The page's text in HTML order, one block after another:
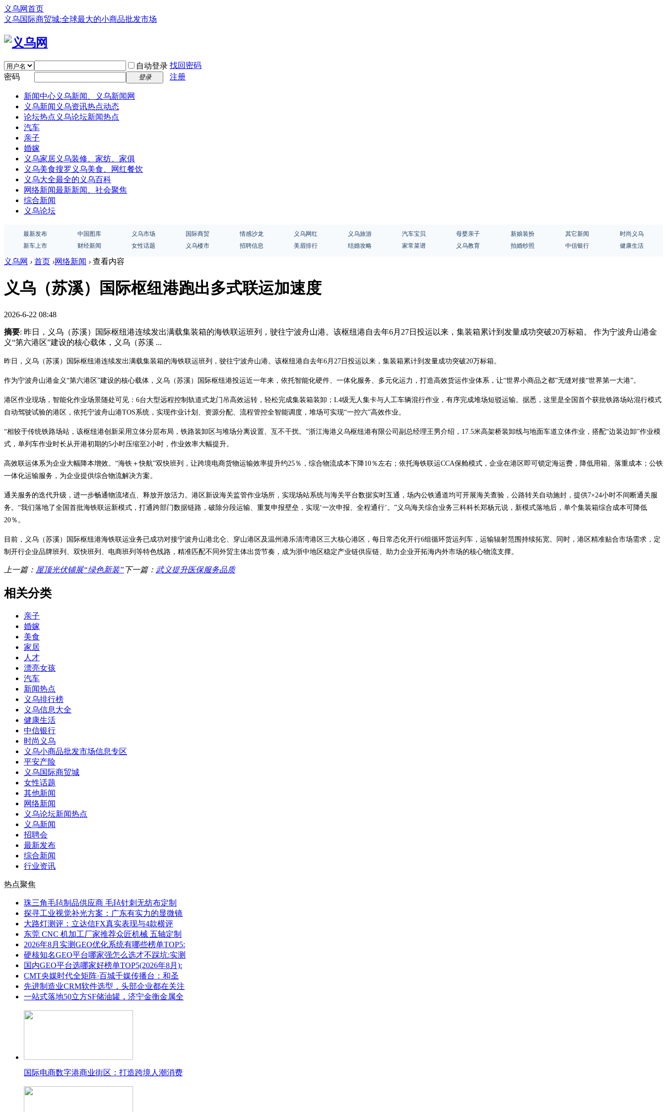
义乌网首页
义乌国际商贸城:全球最大的小商品批发市场
自动登录 找回密码
密码
登录 注册
新闻中心义乌新闻、义乌新闻网
义乌新闻 义乌资讯热点动态
论坛热点 义乌论坛新闻热点
汽车
亲子
婚嫁
义乌家居义乌装修、家纺、家俱
义乌美食搜罗义乌美食、网红餐饮
义乌大全最全的义乌百科
网络新闻最新新闻、社会聚焦
综合新闻
义乌论坛
最新发布 中国图库 义乌市场 国际商贸 情感沙龙 义乌网红 义乌旅游 汽车宝贝 母婴亲子 新娘装扮 其它新闻
时尚义乌
新车上市
财经新闻 女性话题 义乌楼市 招聘信息 美眉排行 结婚攻略 家常菜谱 义乌教育 拍婚纱照 中信银行 健康生活
义乌网 › 首页 ›网络新闻 › 查看内容
义乌（苏溪）国际枢纽港跑出多式联运加速度
2026-6-22 08:48
摘要: 昨日，义乌（苏溪）国际枢纽港连续发出满载集装箱的海铁联运班列，驶往宁波舟山港。该枢纽港自去年6月27日投运以来，集装箱累计到发量成功突破20万标箱。 作为宁波舟山港金
义“第六港区”建设的核心载体，义乌（苏溪 ...
昨日，义乌（苏溪）国际枢纽港连续发出满载集装箱的海铁联运班列，驶往宁波舟山港。该枢纽港自去年6月27日投运以来，集装箱累计到发量成功突破20万标箱。
作为宁波舟山港金义“第六港区”建设的核心载体，义乌（苏溪）国际枢纽港投运近一年来，依托智能化硬件、一体化服务、多元化运力，打造高效货运作业体系，让“世界小商品之都”无缝对接“世界第一大港”。
港区作业现场，智能化作业场景随处可见：6台大型远程控制轨道式龙门吊高效运转，轻松完成集装箱装卸；L4级无人集卡与人工车辆混行作业，有序完成堆场短驳运输。据悉，这里是全国首个获批铁路场站混行模式
自动驾驶试验的港区，依托宁波舟山港TOS系统，实现作业计划、资源分配、流程管控全智能调度，堆场可实现“一控六”高效作业。
“相较于传统铁路场站，该枢纽港创新采用立体分层布局，铁路装卸区与堆场分离设置、互不干扰。”浙江海港义乌枢纽港有限公司副总经理王男介绍，17.5米高架桥装卸线与地面车道立体作业，搭配“边装边卸”作业模
式，单列车作业时长从开港初期的5小时压缩至2小时，作业效率大幅提升。
高效联运体系为企业大幅降本增效。“海铁＋快航”双快班列，让跨境电商货物运输效率提升约25％，综合物流成本下降10％左右；依托海铁联运CCA保舱模式，企业在港区即可锁定海运费，降低用箱、落重成本；公铁
一体化运输服务，为企业提供综合物流解决方案。
通关服务的迭代升级，进一步畅通物流堵点、释放开放活力。港区新设海关监管作业场所，实现场站系统与海关平台数据实时互通，场内公铁通道均可开展海关查验，公路转关自动施封，提供7×24小时不间断通关服
务。“我们落地了全国首批海铁联运新模式，打通跨部门数据链路，破除分段运输、重复申报壁垒，实现‘一次申报、全程通行’。”义乌海关综合业务三科科长郑杨元说，新模式落地后，单个集装箱综合成本可降低
20％。
目前，义乌（苏溪）国际枢纽港海铁联运业务已成功对接宁波舟山港北仑、穿山港区及温州港乐清湾港区三大核心港区，每日常态化开行6组循环货运列车，运输辐射范围持续拓宽。同时，港区精准贴合市场需求，定
制开行企业品牌班列、双快班列、电商班列等特色线路，精准匹配不同外贸主体出货节奏，成为浙中地区稳定产业链供应链、助力企业开拓海内外市场的核心物流支撑。
上一篇： 屋顶光伏铺展“绿色新装” 下一篇： 武义提升医保服务品质
相关分类
亲子
婚嫁
美食
家居
人才
漂亮女孩
汽车
新闻热点
义乌排行榜
义乌信息大全
健康生活
中信银行
时尚义乌
义乌小商品批发市场信息专区
平安产险
义乌国际商贸城
女性话题
其他新闻
网络新闻
义乌论坛新闻热点
义乌新闻
招聘会
最新发布
综合新闻
行业资讯
热点聚焦
珠三角毛毡制品供应商 毛毡针刺无纺布定制
探寻工业视觉补光方案：广东有实力的显微镜
大路灯测评：立达信FX真实表现与4款横评
东莞 CNC 机加工厂家推荐众匠机械 五轴定制
2026年8月实测GEO优化系统有哪些榜单TOP5:
硬核知名GEO平台哪家强怎么选才不踩坑:实测
国内GEO平台选哪家好榜单TOP5(2026年8月):
CMT央媒时代全矩阵·百城千媒传播台：和圣
先进制造业CRM软件选型，头部企业都在关注
一站式落地50立方SF储油罐，济宁金衡金属全
国际电商数字港商业街区：打造跨境人潮消费